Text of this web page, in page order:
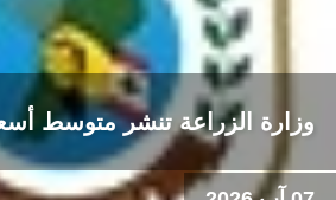
وزارة الزراعة تنشر متوسط أسعار